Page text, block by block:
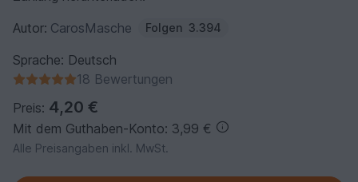
Autor: CarosMasche Folgen 3.394
Sprache: Deutsch
18 Bewertungen
Preis: 4,20 €
Mit dem Guthaben-Konto: 3,99 €
Alle Preisangaben inkl. MwSt.